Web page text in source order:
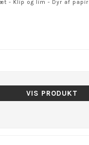
- Klip og lim - Dyr af papir
VIS PRODUKT